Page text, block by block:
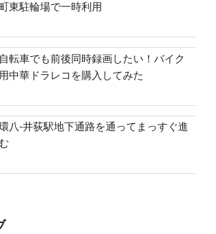
東駐輪場で一時利用
自転車でも前後同時録画したい！バイク
用中華ドラレコを購入してみた
八-井荻駅地下通路を通ってまっすぐ進